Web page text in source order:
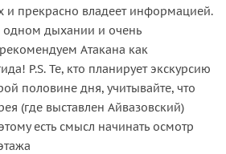
и прекрасно владеет информацией.
одном дыхании и очень
Атакана как
P.S. Те, кто планирует экскурсию
половине дня, учитывайте, что
(где выставлен Айвазовский)
есть смысл начинать осмотр